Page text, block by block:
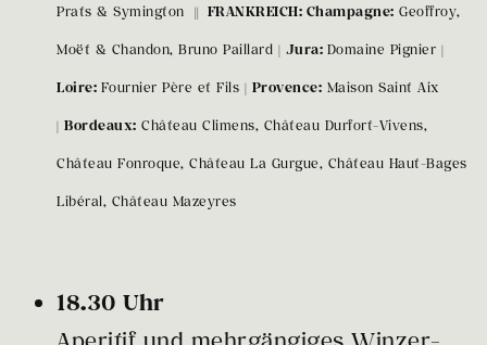
Prats & Symington || FRANKREICH: Champagne: Geoffroy,
Moët & Chandon, Bruno Paillard | Jura: Domaine Pignier |
Loire: Fournier Père et Fils | Provence: Maison Saint Aix
| Bordeaux: Château Climens, Château Durfort-Vivens,
Château Fonroque, Château La Gurgue, Château Haut-Bages
Libéral, Château Mazeyres
18.30 Uhr
Aperitif und mehrgängiges Winzer-